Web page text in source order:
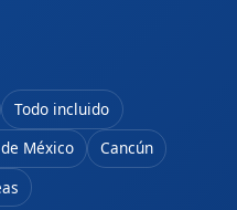
Todo incluido
México
Cancún